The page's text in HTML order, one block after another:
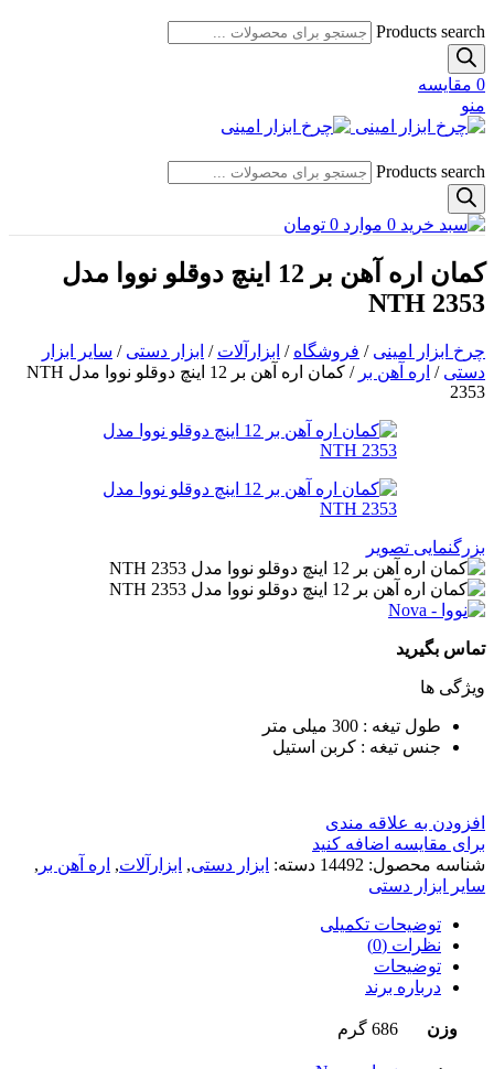
Products search
0 مقایسه
منو
Products search
0 موارد 0 تومان
کمان اره آهن بر 12 اینچ دوقلو نووا مدل
NTH 2353
چرخ ابزار امینی / فروشگاه / ابزارآلات / ابزار دستی / سایر ابزار
دستی / اره آهن بر /
کمان اره آهن بر 12 اینچ دوقلو نووا مدل NTH
2353
بزرگنمایی تصویر
تماس بگیرید
ویژگی ها
طول تیغه : 300 میلی متر
جنس تیغه : کربن استیل
افزودن به علاقه مندی
برای مقایسه اضافه کنید
شناسه محصول: 14492 دسته: ابزار دستی, ابزارآلات, اره آهن بر ,
سایر ابزار دستی
توضیحات تکمیلی
نظرات (0)
توضیحات
درباره برند
وزن 686 گرم